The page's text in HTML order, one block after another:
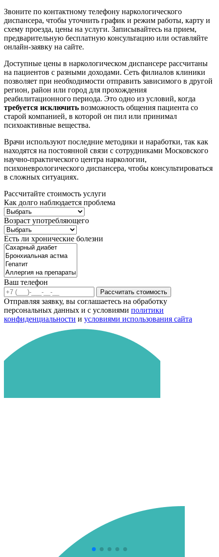
Звоните по контактному телефону наркологического
диспансера, чтобы уточнить график и режим работы, карту и
схему проезда, цены на услуги. Записывайтесь на прием,
предварительную бесплатную консультацию или оставляйте
онлайн-заявку на сайте.
Доступные цены в наркологическом диспансере рассчитаны
на пациентов с разными доходами. Сеть филиалов клиники
позволяет при необходимости отправить зависимого в другой
регион, район или город для прохождения
реабилитационного периода. Это одно из условий, когда
требуется исключить возможность общения пациента со
старой компанией, в которой он пил или принимал
психоактивные вещества.
Врачи используют последние методики и наработки, так как
находятся на постоянной связи с сотрудниками Московского
научно-практического центра наркологии,
психоневрологического диспансера, чтобы консультироваться
в сложных ситуациях.
Рассчитайте стоимость услуги
Как долго наблюдается проблема
Возраст употребляющего
Есть ли хронические болезни
Ваш телефон
Рассчитать стоимость
Отправляя заявку, вы соглашаетесь на обработку
персональных данных и с условиями политики
конфиденциальности и условиями использования сайта